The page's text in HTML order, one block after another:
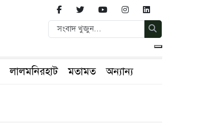
লালমনিরহাট মতামত অন্যান্য